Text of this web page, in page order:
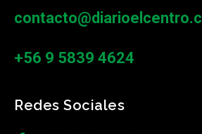
contacto@diarioelcentro.cl
+56 9 5839 4624
Redes Sociales